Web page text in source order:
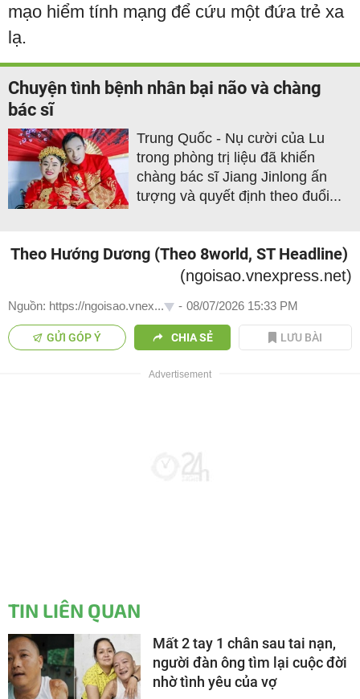
mạo hiểm tính mạng để cứu một đứa trẻ xa
lạ.
Chuyện tình bệnh nhân bại não và chàng
bác sĩ
Trung Quốc - Nụ cười của Lu
trong phòng trị liệu đã khiến
chàng bác sĩ Jiang Jinlong ấn
tượng và quyết định theo đuổi...
Theo Hướng Dương (Theo 8world, ST Headline)
(ngoisao.vnexpress.net)
Nguồn: https://ngoisao.vnex... - 08/07/2026 15:33 PM
GỬI GÓP Ý CHIA SẺ LƯU BÀI
TIN LIÊN QUAN
Mất 2 tay 1 chân sau tai nạn,
người đàn ông tìm lại cuộc đời
nhờ tình yêu của vợ